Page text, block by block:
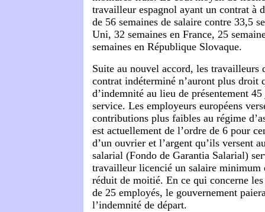
travailleur espagnol ayant un contrat à
de 56 semaines de salaire contre 33,5
Uni, 32 semaines en France, 25
semaines en République Slovaque.
Suite au nouvel accord, les travailleurs
contrat indéterminé n’auront plus droit
d’indemnité au lieu de présentement
service. Les employeurs européens
contributions plus faibles au régime
est actuellement de l’ordre de 6 pour
d’un ouvrier et l’argent qu’ils versent
salarial (Fondo de Garantia Salarial)
travailleur licencié un salaire minimum
réduit de moitié. En ce qui concerne
de 25 employés, le gouvernement
l’indemnité de départ.